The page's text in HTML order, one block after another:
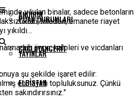
PUAN DURUMLARI
YAYINLAR
ANDIRIN
ÇAĞLAYANCERIT
ELBISTAN
yıkılan binalar, sadece betonların
hileden, emanete riayet
yıkıldı…
önce, kalpleri ve vicdanları
şu şekilde işaret edilir:
en hayırlı topluluksunuz. Çünkü
sakındırırsınız.”